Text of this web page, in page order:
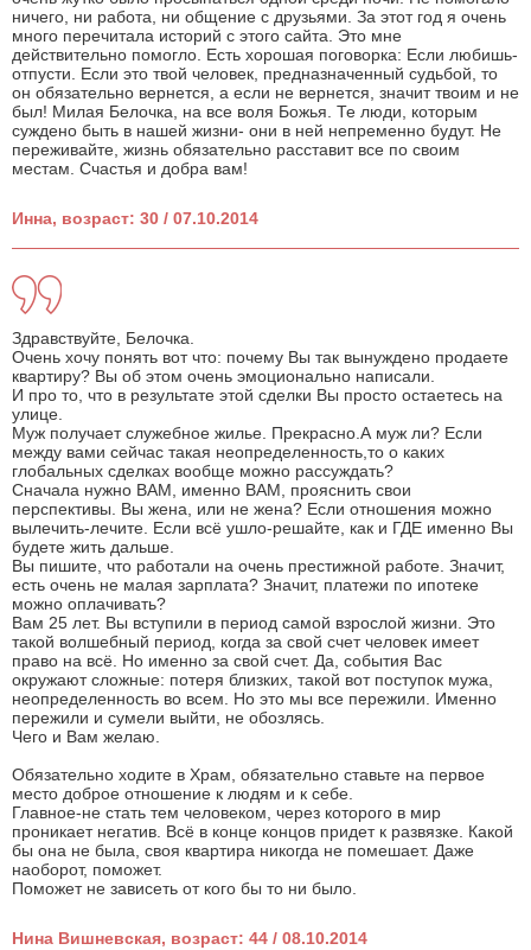
ничего, ни работа, ни общение с друзьями. За этот год я очень
много перечитала историй с этого сайта. Это мне
действительно помогло. Есть хорошая поговорка: Если любишь-
отпусти. Если это твой человек, предназначенный судьбой, то
он обязательно вернется, а если не вернется, значит твоим и не
был! Милая Белочка, на все воля Божья. Те люди, которым
суждено быть в нашей жизни- они в ней непременно будут. Не
переживайте, жизнь обязательно расставит все по своим
местам. Счастья и добра вам!
Инна, возраст: 30 / 07.10.2014
Здравствуйте, Белочка.
Очень хочу понять вот что: почему Вы так вынуждено продаете
квартиру? Вы об этом очень эмоционально написали.
И про то, что в результате этой сделки Вы просто остаетесь на
улице.
Муж получает служебное жилье. Прекрасно.А муж ли? Если
между вами сейчас такая неопределенность,то о каких
глобальных сделках вообще можно рассуждать?
Сначала нужно ВАМ, именно ВАМ, прояснить свои
перспективы. Вы жена, или не жена? Если отношения можно
вылечить-лечите. Если всё ушло-решайте, как и ГДЕ именно Вы
будете жить дальше.
Вы пишите, что работали на очень престижной работе. Значит,
есть очень не малая зарплата? Значит, платежи по ипотеке
можно оплачивать?
Вам 25 лет. Вы вступили в период самой взрослой жизни. Это
такой волшебный период, когда за свой счет человек имеет
право на всё. Но именно за свой счет. Да, события Вас
окружают сложные: потеря близких, такой вот поступок мужа,
неопределенность во всем. Но это мы все пережили. Именно
пережили и сумели выйти, не обозлясь.
Чего и Вам желаю.
Обязательно ходите в Храм, обязательно ставьте на первое
место доброе отношение к людям и к себе.
Главное-не стать тем человеком, через которого в мир
проникает негатив. Всё в конце концов придет к развязке. Какой
бы она не была, своя квартира никогда не помешает. Даже
наоборот, поможет.
Поможет не зависеть от кого бы то ни было.
Нина Вишневская, возраст: 44 / 08.10.2014